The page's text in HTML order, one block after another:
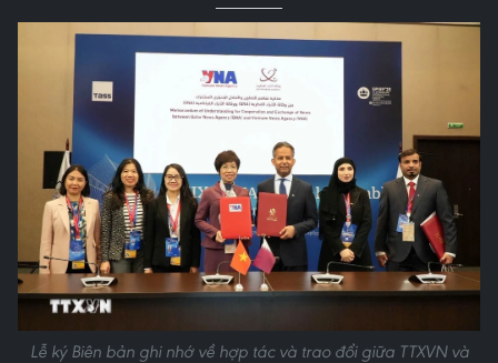
Lễ ký Biên bản ghi nhớ về hợp tác và trao đổi giữa TTXVN và